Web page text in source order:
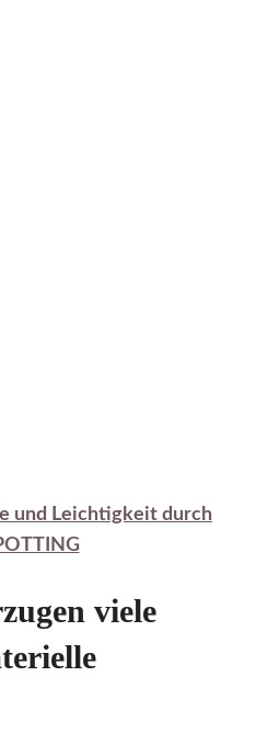
und Leichtigkeit durch
viele